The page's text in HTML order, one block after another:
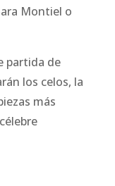
Montiel o
partida de
los celos, la
más